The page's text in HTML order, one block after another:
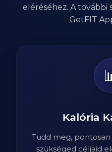
eléréséhez. A további
GetFIT
Kalória
Tudd meg,
szükséged céljaid